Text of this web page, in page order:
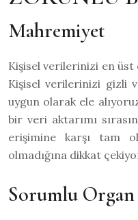
Mahremiyet
Kişisel verilerinizi en üst
Kişisel verilerinizi gizli
uygun olarak ele
bir veri aktarımı
erişimine karşı tam
olmadığına dikkat
Sorumlu